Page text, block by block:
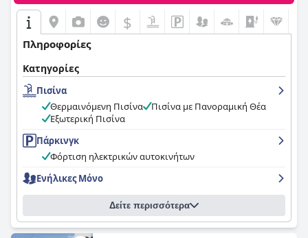
$
Πληροφορίες
Κατηγορίες
Πισίνα
Θερμαινόμενη Πισίνα
Πισίνα με Πανοραμική Θέα
Εξωτερική Πισίνα
Πάρκινγκ
Φόρτιση ηλεκτρικών αυτοκινήτων
Ενήλικες Μόνο
Δείτε περισσότερα